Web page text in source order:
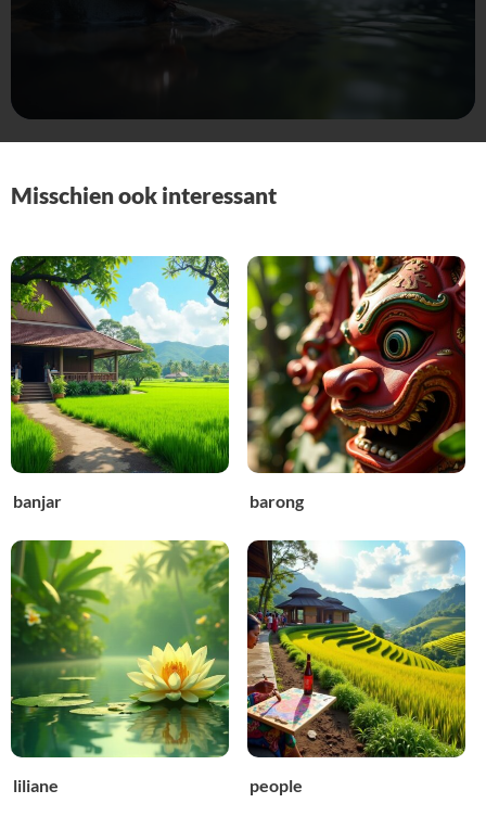
Misschien ook interessant
banjar barong
liliane people